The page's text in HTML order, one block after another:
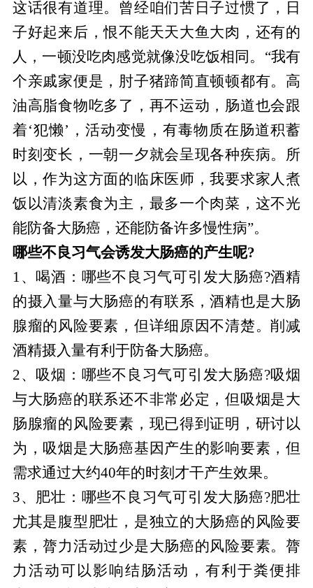
这话很有道理。曾经咱们苦日子过惯了，日
子好起来后，恨不能天天大鱼大肉，还有的
人，一顿没吃肉感觉就像没吃饭相同。“我有
个亲戚家便是，肘子猪蹄简直顿顿都有。高
油高脂食物吃多了，再不运动，肠道也会跟
着‘犯懒’，活动变慢，有毒物质在肠道积蓄
时刻变长，一朝一夕就会呈现各种疾病。所
以，作为这方面的临床医师，我要求家人煮
饭以清淡素食为主，最多一个肉菜，这不光
能防备大肠癌，还能防备许多慢性病”。
哪些不良习气会诱发大肠癌的产生呢?
1、喝酒：哪些不良习气可引发大肠癌?酒精
的摄入量与大肠癌的有联系，酒精也是大肠
腺瘤的风险要素，但详细原因不清楚。削减
酒精摄入量有利于防备大肠癌。
2、吸烟：哪些不良习气可引发大肠癌?吸烟
与大肠癌的联系还不非常必定，但吸烟是大
肠腺瘤的风险要素，现已得到证明，研讨以
为，吸烟是大肠癌基因产生的影响要素，但
需求通过大约40年的时刻才干产生效果。
3、肥壮：哪些不良习气可引发大肠癌?肥壮
尤其是腹型肥壮，是独立的大肠癌的风险要
素，膂力活动过少是大肠癌的风险要素。膂
力活动可以影响结肠活动，有利于粪便排